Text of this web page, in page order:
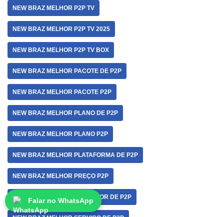
NEW BRAZ MELHOR P2P TV
NEW BRAZ MELHOR P2P TV 2025
NEW BRAZ MELHOR P2P TV BOX
NEW BRAZ MELHOR PACOTE DE P2P
NEW BRAZ MELHOR PACOTE P2P
NEW BRAZ MELHOR PLANO DE P2P
NEW BRAZ MELHOR PLANO P2P
NEW BRAZ MELHOR PLATAFORMA DE P2P
NEW BRAZ MELHOR PREÇO P2P
NEW BRAZ MELHOR PROVEDOR DE P2P
Falar no WhatsApp